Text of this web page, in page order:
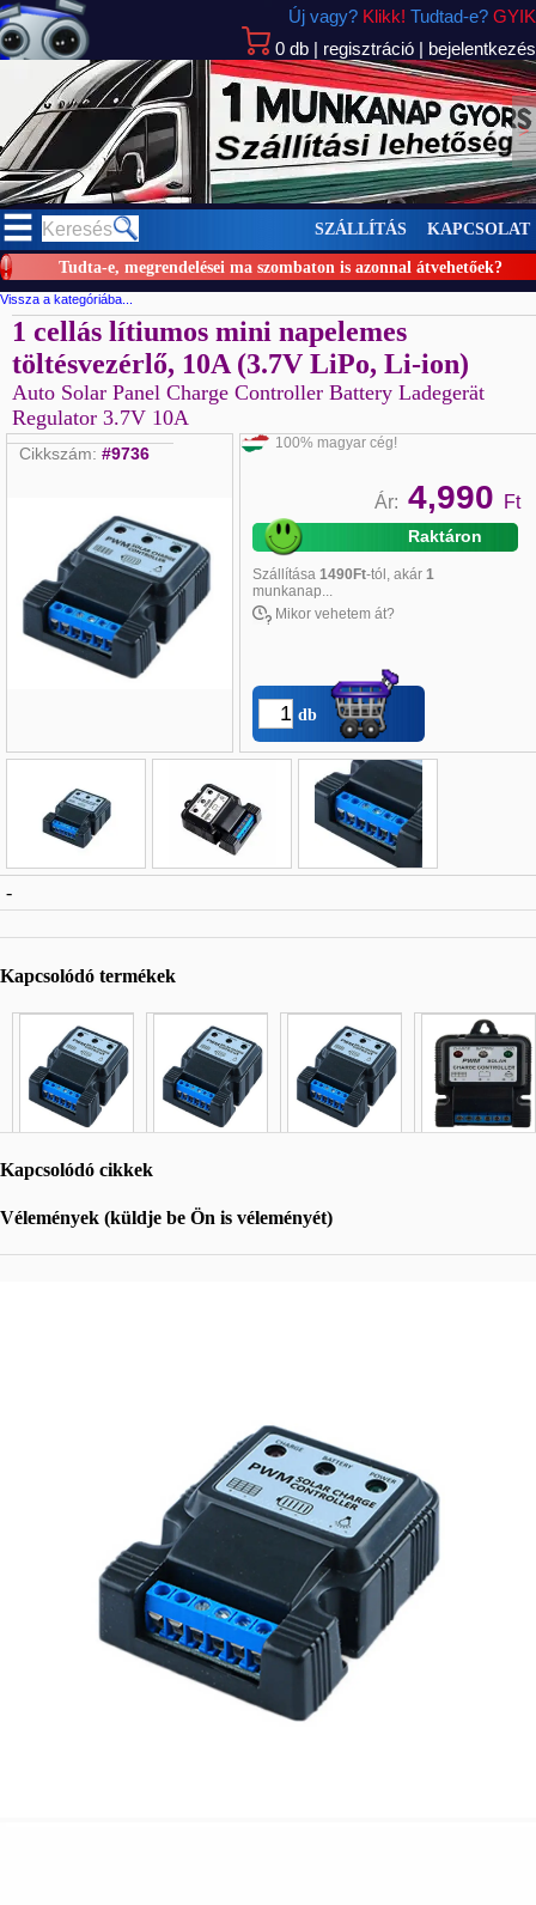
0 db | regisztráció | bejelentkezés
Új vagy? Klikk! Tudtad-e? GYIK
>
Tudta-e, megrendelései ma szombaton is azonnal átvehetőek?
SZÁLLÍTÁS KAPCSOLAT
Vissza a kategóriába...
1 cellás lítiumos mini napelemes
töltésvezérlő, 10A (3.7V LiPo, Li-ion)
Auto Solar Panel Charge Controller Battery Ladegerät
Regulator 3.7V 10A
Cikkszám: #9736
100% magyar cég!
Ár:4,990 Ft
Raktáron
Szállítása1490Ft-tól, akár1
munkanap...
Mikor vehetem át?
db
-
Kapcsolódó termékek
Kapcsolódó cikkek
Vélemények (küldje be Ön is véleményét)